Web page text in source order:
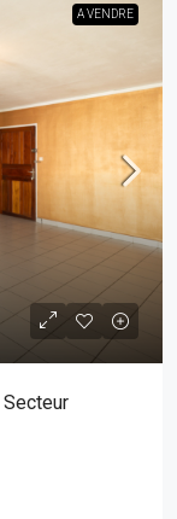
A VENDRE
Secteur